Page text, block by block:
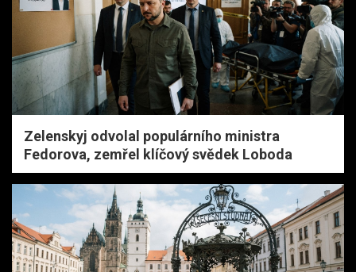
Zelenskyj odvolal populárního ministra
Fedorova, zemřel klíčový svědek Loboda